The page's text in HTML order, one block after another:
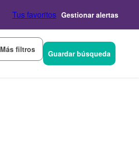
Tus favoritos Gestionar alertas
Más filtros Guardar búsqueda